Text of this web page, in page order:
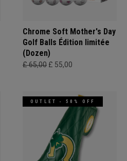
Chrome Soft Mother's Day
Golf Balls Édition limitée
(Dozen)
£ 65,00 £ 55,00
OUTLET - 50% OFF